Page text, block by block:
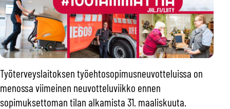
Työterveyslaitoksen työehtosopimusneuvotteluissa on
menossa viimeinen neuvotteluviikko ennen
sopimuksettoman tilan alkamista 31. maaliskuuta.